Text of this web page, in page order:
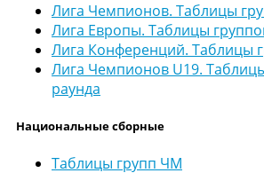
Лига Чемпионов. Таблицы
Лига Европы. Таблицы
Лига Конференций. Таблицы
Лига Чемпионов U19.
раунда
Национальные сборные
Таблицы групп ЧМ